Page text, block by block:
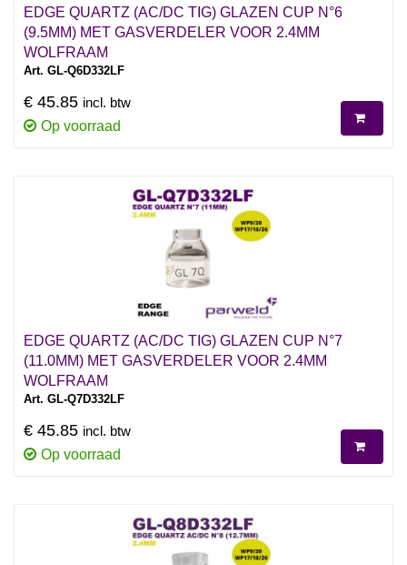
EDGE QUARTZ (AC/DC TIG) GLAZEN CUP N°6
(9.5MM) MET GASVERDELER VOOR 2.4MM
WOLFRAAM
Art. GL-Q6D332LF
€ 45.85 incl. btw
Op voorraad
EDGE QUARTZ (AC/DC TIG) GLAZEN CUP N°7
(11.0MM) MET GASVERDELER VOOR 2.4MM
WOLFRAAM
Art. GL-Q7D332LF
€ 45.85 incl. btw
Op voorraad